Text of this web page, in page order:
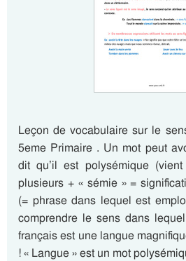
Leçon de vocabulaire sur le
5eme Primaire . Un mot peut
dit qu’il est polysémique
plusieurs + « sémie » =
(= phrase dans lequel est
comprendre le sens dans
français est une langue
! « Langue » est un mot